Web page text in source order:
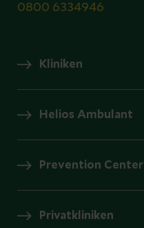
0800 6334946
Kliniken
Helios Ambulant
Prevention Center
Privatkliniken